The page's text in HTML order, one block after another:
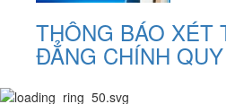
THÔNG BÁO XÉT
ĐẲNG CHÍNH